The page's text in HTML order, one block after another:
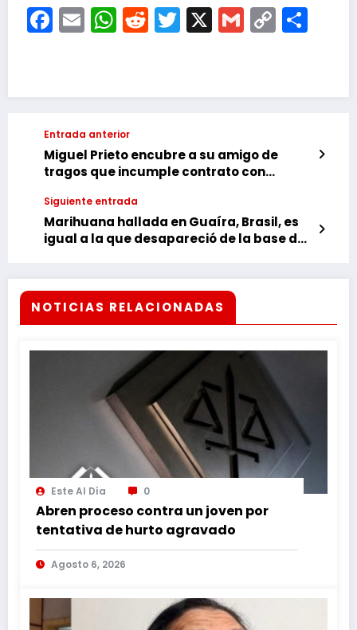
Facebook
EmailWhatsApp
Reddit
Twitter
X Gmail
Copy
Link
Entrada anterior
Miguel Prieto encubre a su amigo de
tragos que incumple contrato con
Siguiente entrada
Marihuana hallada en Guaíra, Brasil, es
igual a la que desapareció de la base de
NOTICIAS RELACIONADAS
Este Al Día 0
Abren proceso contra un joven por
tentativa de hurto agravado
Agosto 6, 2026